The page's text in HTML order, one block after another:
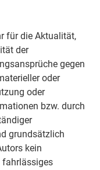
für die Aktualität,
der
gegen
oder
oder
bzw. durch
grundsätzlich
kein
fahrlässiges